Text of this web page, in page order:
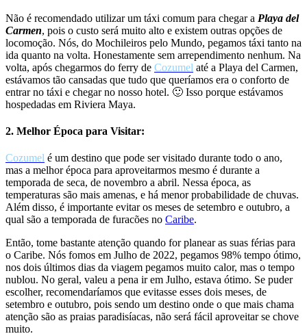
Não é recomendado utilizar um táxi comum para chegar a Playa del
Carmen, pois o custo será muito alto e existem outras opções de
locomoção. Nós, do Mochileiros pelo Mundo, pegamos táxi tanto na
ida quanto na volta. Honestamente sem arrependimento nenhum. Na
volta, após chegarmos do ferry de Cozumel até a Playa del Carmen,
estávamos tão cansadas que tudo que queríamos era o conforto de
entrar no táxi e chegar no nosso hotel. 🙂 Isso porque estávamos
hospedadas em Riviera Maya.
2. Melhor Época para Visitar:
Cozumel é um destino que pode ser visitado durante todo o ano,
mas a melhor época para aproveitarmos mesmo é durante a
temporada de seca, de novembro a abril. Nessa época, as
temperaturas são mais amenas, e há menor probabilidade de chuvas.
Além disso, é importante evitar os meses de setembro e outubro, a
qual são a temporada de furacões no Caribe.
Então, tome bastante atenção quando for planear as suas férias para
o Caribe. Nós fomos em Julho de 2022, pegamos 98% tempo ótimo,
nos dois últimos dias da viagem pegamos muito calor, mas o tempo
nublou. No geral, valeu a pena ir em Julho, estava ótimo. Se puder
escolher, recomendaríamos que evitasse esses dois meses, de
setembro e outubro, pois sendo um destino onde o que mais chama
atenção são as praias paradisíacas, não será fácil aproveitar se chove
muito.